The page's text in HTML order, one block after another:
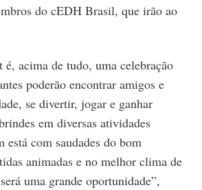
do cEDH Brasil, que irão ao
é, acima de tudo, uma celebração
poderão encontrar amigos e
se divertir, jogar e ganhar
em diversas atividades
está com saudades do bom
animadas e no melhor clima de
uma grande oportunidade”,